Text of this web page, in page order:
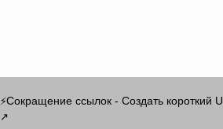
⚡Сокращение ссылок - Создать короткий
↗